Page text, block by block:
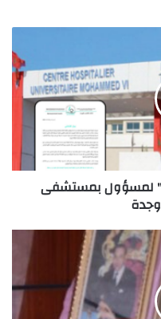
لمسؤول بمستشفى